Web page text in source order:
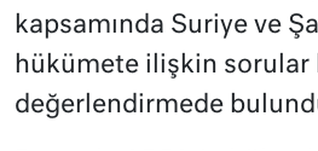
kapsamında Suriye ve
hükümete ilişkin sorular
değerlendirmede